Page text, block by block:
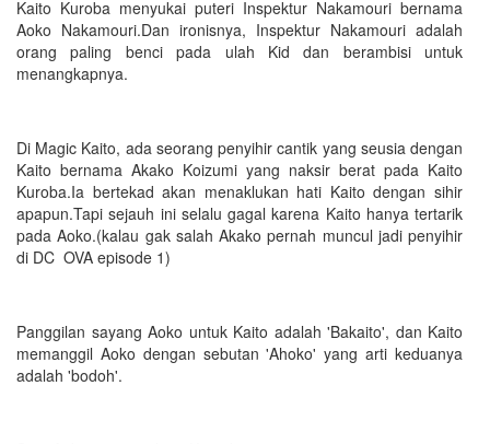
Kaito Kuroba menyukai puteri Inspektur Nakamouri bernama
Aoko Nakamouri.Dan ironisnya, Inspektur Nakamouri adalah
orang paling benci pada ulah Kid dan berambisi untuk
menangkapnya.
Di Magic Kaito, ada seorang penyihir cantik yang seusia dengan
Kaito bernama Akako Koizumi yang naksir berat pada Kaito
Kuroba.Ia bertekad akan menaklukan hati Kaito dengan sihir
apapun.Tapi sejauh ini selalu gagal karena Kaito hanya tertarik
pada Aoko.(kalau gak salah Akako pernah muncul jadi penyihir
di DC OVA episode 1)
Panggilan sayang Aoko untuk Kaito adalah 'Bakaito', dan Kaito
memanggil Aoko dengan sebutan 'Ahoko' yang arti keduanya
adalah 'bodoh'.